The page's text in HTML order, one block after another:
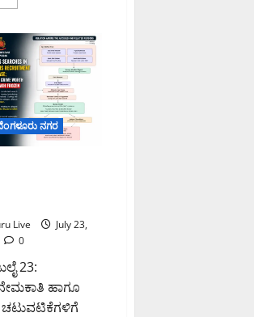
more
ಹಣ
ಅಕ್ರಮ
ವರ್ಗಾವಣೆ
ಪ್ರಕರಣ:
₹1,906
ಕೋಟಿ
ಮೌಲ್ಯದ
ಆಸ್ತಿಗಳನ್ನು
ಜಪ್ತಿ
ಮಾಡಿದ
ನಗರ
Live
July 23,
0
23:
ಹಾಗೂ